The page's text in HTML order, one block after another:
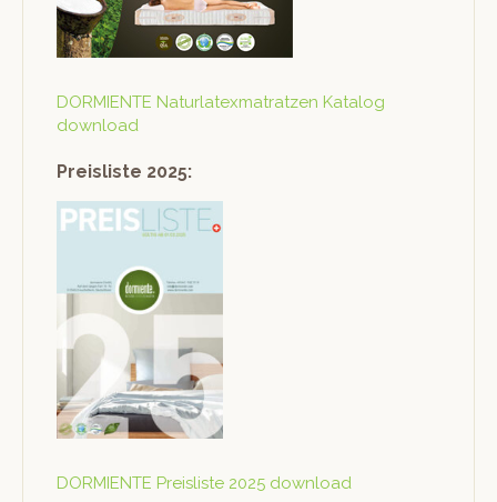
DORMIENTE Naturla­tex­ma­tratzen Kat­a­log
download
Preisliste 2025:
DORMIENTE Preis­liste 2025 download